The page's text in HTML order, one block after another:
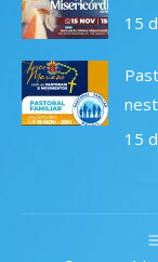
15
15